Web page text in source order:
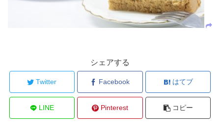
シェアする
Twitter Facebook はてブ
LINE Pinterest コピー